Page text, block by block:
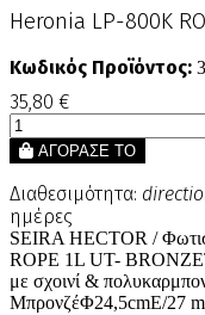
Heronia LP-800Κ
Κωδικός Προϊόντος:
35,80 €
ΑΓΟΡΑΣΕ ΤΟ
Διαθεσιμότητα:
ημέρες
SEIRA HECTOR /
ROPE 1L UT-
με σχοινί &
ΜπρονζέΦ24,5cmE/27